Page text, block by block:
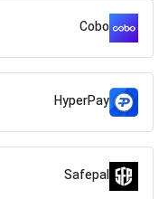
Cobo
HyperPay
Safepal